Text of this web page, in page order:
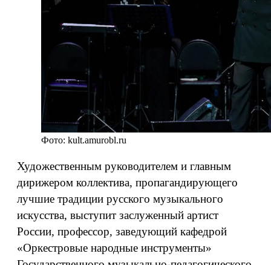
Фото: kult.amurobl.ru
Художественным руководителем и главным
дирижером коллектива, пропагандирующего
лучшие традиции русского музыкального
искусства, выступит заслуженный артист
России, профессор, заведующий кафедрой
«Оркестровые народные инструменты»